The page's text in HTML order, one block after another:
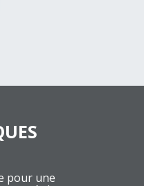
pour une